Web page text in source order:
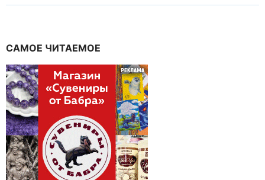
САМОЕ ЧИТАЕМОЕ